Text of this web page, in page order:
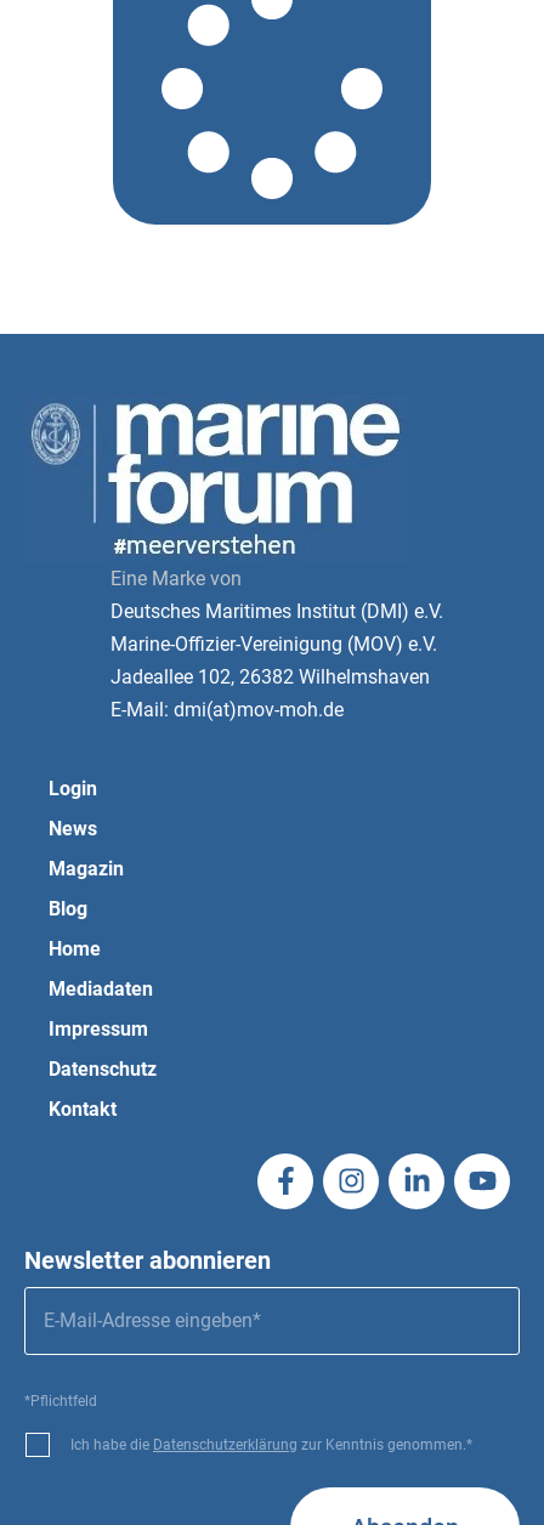
Eine Marke von
Deutsches Maritimes Institut (DMI) e.V.
Marine-Offizier-Vereinigung (MOV) e.V.
Jadeallee 102, 26382 Wilhelmshaven
E-Mail: dmi(at)mov-moh.de
Login
News
Magazin
Blog
Home
Mediadaten
Impressum
Datenschutz
Kontakt
Newsletter abonnieren
*Pflichtfeld
Ich habe die Datenschutzerklärung zur Kenntnis genommen.*